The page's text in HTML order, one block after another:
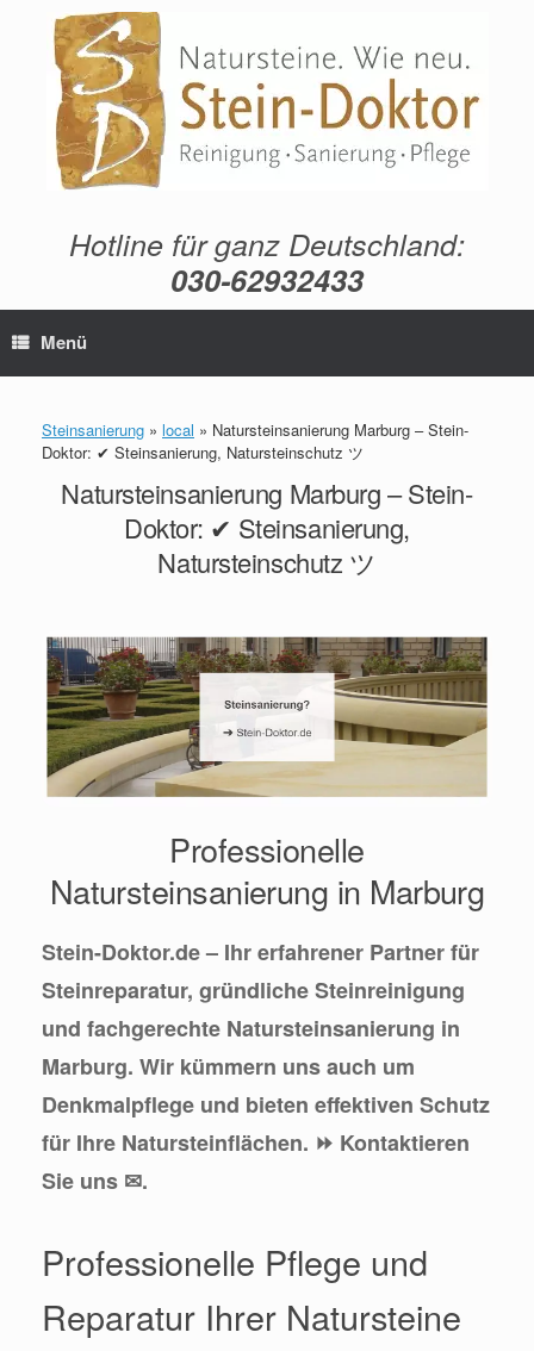
springen
Hotline für ganz Deutschland:
030-62932433
Menü
Steinsanierung » local » Natursteinsanierung Marburg – Stein-
Doktor: ✔ Steinsanierung, Natursteinschutz ツ
Natursteinsanierung Marburg – Stein-
Doktor: ✔ Steinsanierung,
Natursteinschutz ツ
Professionelle
Natursteinsanierung in Marburg
Stein-Doktor.de – Ihr erfahrener Partner für
Steinreparatur, gründliche Steinreinigung
und fachgerechte Natursteinsanierung in
Marburg. Wir kümmern uns auch um
Denkmalpflege und bieten effektiven Schutz
für Ihre Natursteinflächen. ⏩ Kontaktieren
Sie uns ✉.
Professionelle Pflege und
Reparatur Ihrer Natursteine